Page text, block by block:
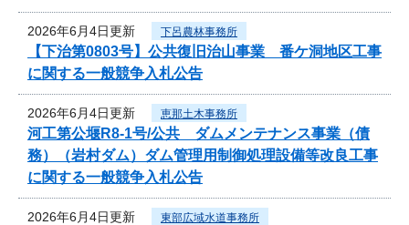
2026年6月4日更新 下呂農林事務所
【下治第0803号】公共復旧治山事業 番ケ洞地区工事
に関する一般競争入札公告
2026年6月4日更新 恵那土木事務所
河工第公堰R8-1号/公共 ダムメンテナンス事業（債
務）（岩村ダム）ダム管理用制御処理設備等改良工事
に関する一般競争入札公告
2026年6月4日更新 東部広域水道事務所